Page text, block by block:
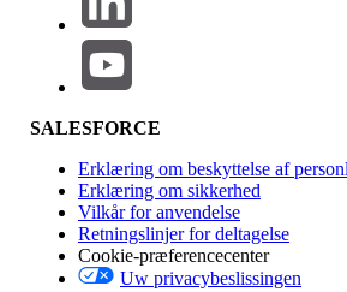
Funktionspåvirkning
Version
SALESFORCE
Erklæring om beskyttelse af
Erklæring om sikkerhed
Vilkår for anvendelse
Retningslinjer for deltagelse
Cookie-præferencecenter
Uw privacybeslissingen